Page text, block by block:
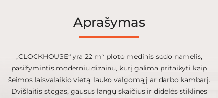
Aprašymas
„CLOCKHOUSE“ yra 22 m² ploto medinis sodo namelis,
pasižymintis moderniu dizainu, kurį galima pritaikyti kaip
šeimos laisvalaikio vietą, lauko valgomąjį ar darbo kambarį.
Dvišlaitis stogas, gausus langų skaičius ir didelės stiklinės